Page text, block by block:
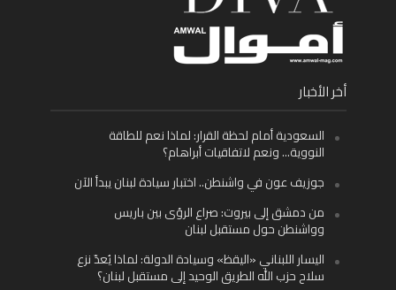
أخر الأخبار
السعودية أمام لحظة القرار: لماذا نعم للطاقة
النووية… ونعم لاتفاقيات أبراهام؟
جوزيف عون في واشنطن.. اختبار سيادة لبنان يبدأ الآن
من دمشق إلى بيروت: صراع الرؤى بين باريس
وواشنطن حول مستقبل لبنان
اليسار اللبناني «اليقظ» وسيادة الدولة: لماذا يُعدّ نزع
سلاح حزب الله الطريق الوحيد إلى مستقبل لبنان؟